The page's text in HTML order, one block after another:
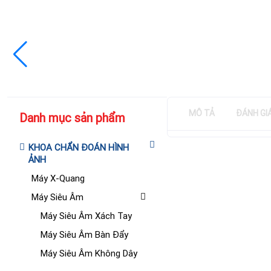
Danh mục sản phẩm
KHOA CHẨN ĐOÁN HÌNH
ẢNH
Máy X-Quang
Máy Siêu Âm
Máy Siêu Âm Xách Tay
Máy Siêu Âm Bàn Đẩy
Máy Siêu Âm Không Dây
MÔ TẢ ĐÁNH